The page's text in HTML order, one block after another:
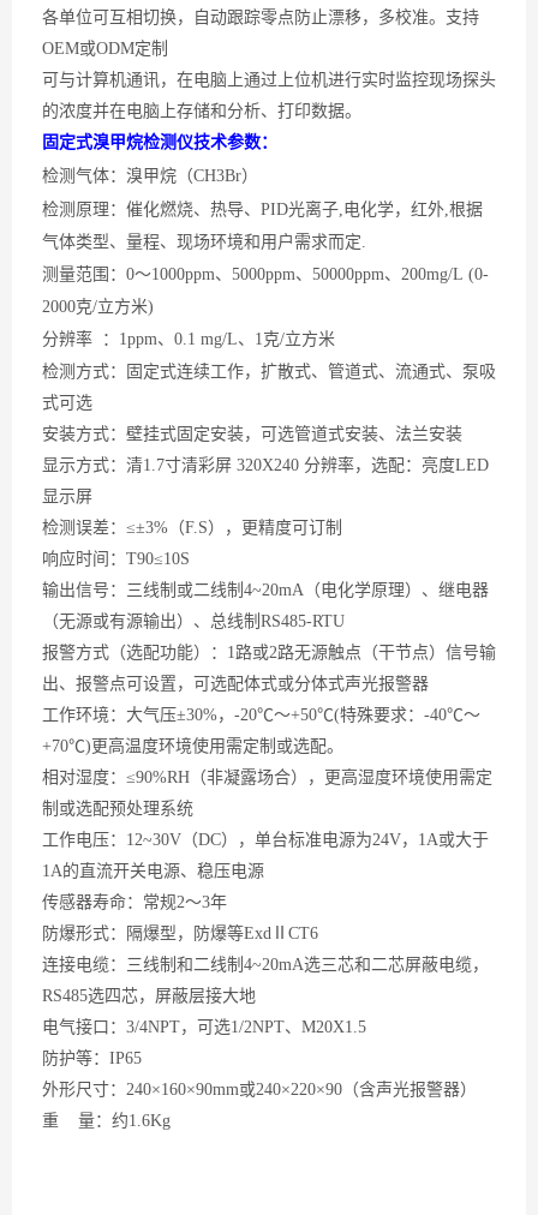
各单位可互相切换，自动跟踪零点防止漂移，多校准。支持
OEM或ODM定制
可与计算机通讯，在电脑上通过上位机进行实时监控现场探头
的浓度并在电脑上存储和分析、打印数据。
固定式溴甲烷检测仪技术参数：
检测气体：溴甲烷（CH3Br）
检测原理：催化燃烧、热导、 PID光离子,电化学，红外,根据
气体类型、量程、现场环境和用户需求而定.
测量范围： 0～1000ppm、 5000ppm、 50000ppm、 200mg/L (0-
2000克/立方米)
分辨率
： 1ppm、 0.1 mg/L、 1克/立方米
检测方式：固定式连续工作，扩散式、管道式、流通式、泵吸
式可选
安装方式：壁挂式固定安装，可选管道式安装、法兰安装
显示方式：清1.7寸清彩屏 320X240 分辨率，选配：亮度LED
显示屏
检测误差： ≤±3%（F.S），更精度可订制
响应时间： T90≤10S
输出信号：三线制或二线制 4~20mA（电化学原理）、继电器
（无源或有源输出）、总线制RS485-RTU
报警方式（选配功能）： 1路或2路无源触点（干节点）信号输
出、报警点可设置，可选配体式或分体式声光报警器
工作环境：大气压±30%，-20℃～+50℃(特殊要求：-40℃～
+70℃)更高温度环境使用需定制或选配。
相对湿度： ≤90%RH（非凝露场合），更高湿度环境使用需定
制或选配预处理系统
工作电压： 12~30V（DC），单台标准电源为24V，1A或大于
1A的直流开关电源、稳压电源
传感器寿命：常规2～3年
防爆形式：隔爆型，防爆等ExdⅡCT6
连接电缆：三线制和二线制 4~20mA选三芯和二芯屏蔽电缆，
RS485选四芯，屏蔽层接大地
电气接口： 3/4NPT，可选1/2NPT、M20X1.5
防护等： IP65
外形尺寸： 240×160×90mm或240×220×90（含声光报警器）
重 量：约1.6Kg